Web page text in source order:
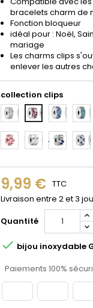
bracelets charm de
Fonction bloqueur
idéal pour : Noël,
mariage
Les charms clips
enlever les autres
collection clips
2 3 4
11 12 13 14
9,99 € TTC
Livraison entre 2 et 3
Quantité
 bijou inoxydable
Paiements 100%